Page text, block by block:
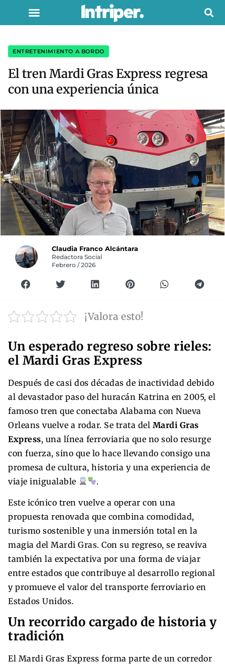
ENTRETENIMIENTO A BORDO
El tren Mardi Gras Express regresa
con una experiencia única
Claudia Franco Alcántara
Redactora Social
Febrero / 2026
¡Valora esto!
Un esperado regreso sobre rieles:
el Mardi Gras Express
Después de casi dos décadas de inactividad debido
al devastador paso del huracán Katrina en 2005, el
famoso tren que conectaba Alabama con Nueva
Orleans vuelve a rodar. Se trata del Mardi Gras
Express, una línea ferroviaria que no solo resurge
con fuerza, sino que lo hace llevando consigo una
promesa de cultura, historia y una experiencia de
viaje inigualable
.
Este icónico tren vuelve a operar con una
propuesta renovada que combina comodidad,
turismo sostenible y una inmersión total en la
magia del Mardi Gras. Con su regreso, se reaviva
también la expectativa por una forma de viajar
entre estados que contribuye al desarrollo regional
y promueve el valor del transporte ferroviario en
Estados Unidos.
Un recorrido cargado de historia y
tradición
El Mardi Gras Express forma parte de un corredor